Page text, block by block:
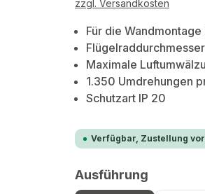
zzgl. Versandkosten
Für die
Maximale
1.350 Umdrehungen
Schutzart IP 20
Verfügbar, Zustellung
Ausführung